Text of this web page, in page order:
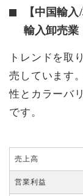
【中国輸
輸入卸売業
トレンドを取
売しています
性とカラーバ
です。
売上高
営業利益